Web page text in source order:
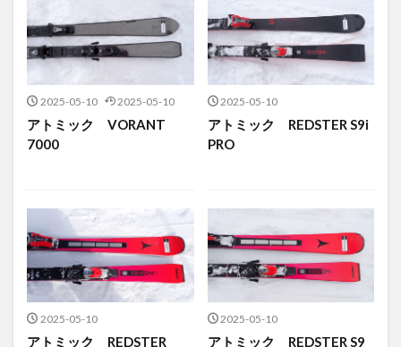
2025-05-10 2025-05-10
アトミック VORANT
7000
2025-05-10
アトミック REDSTER S9i
PRO
2025-05-10
アトミック REDSTER
2025-05-10
アトミック REDSTER S9